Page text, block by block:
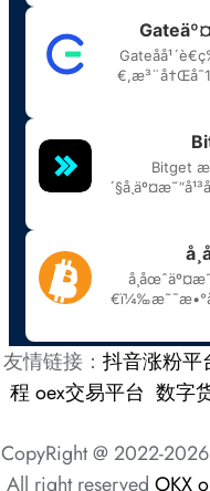
友情链接： 抖音涨粉平
程oex交易平台 数字
CopyRight @ 2022-
All right reserved OKX